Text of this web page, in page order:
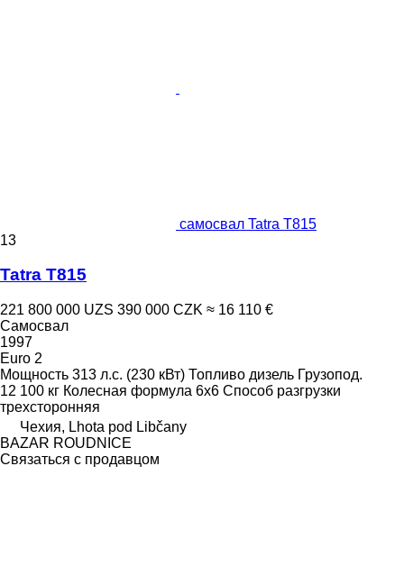
самосвал Tatra T815
13
Tatra T815
221 800 000 UZS 390 000 CZK ≈ 16 110 €
Самосвал
1997
Euro 2
Мощность 313 л.с. (230 кВт) Топливо дизель Грузопод.
12 100 кг Колесная формула 6x6 Способ разгрузки
трехсторонняя
Чехия, Lhota pod Libčany
BAZAR ROUDNICE
Связаться с продавцом